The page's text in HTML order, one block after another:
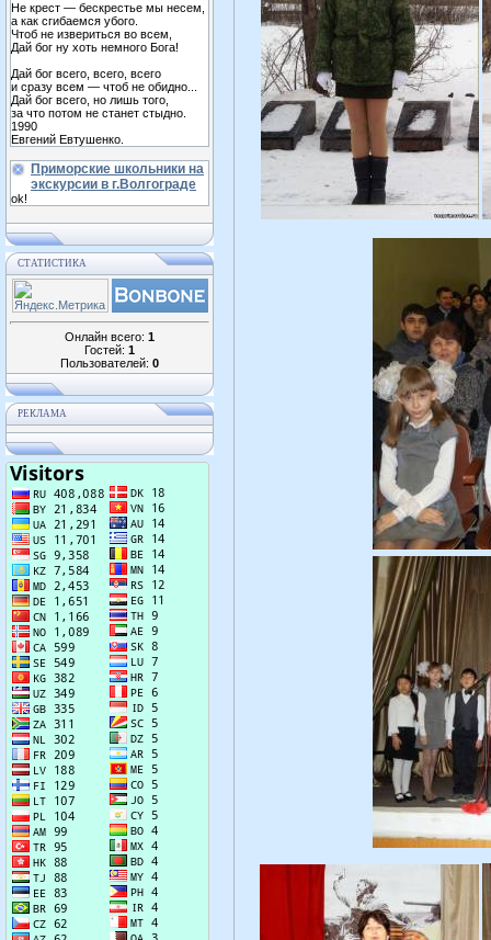
Не крест — бескрестье мы несем,
а как сгибаемся убого.
Чтоб не извериться во всем,
Дай бог ну хоть немного Бога!
Дай бог всего, всего, всего
и сразу всем — чтоб не обидно...
Дай бог всего, но лишь того,
за что потом не станет стыдно.
1990
Евгений Евтушенко.
Приморские школьники на
экскурсии в г.Волгограде
ok!
СТАТИСТИКА
Онлайн всего: 1
Гостей: 1
Пользователей: 0
РЕКЛАМА